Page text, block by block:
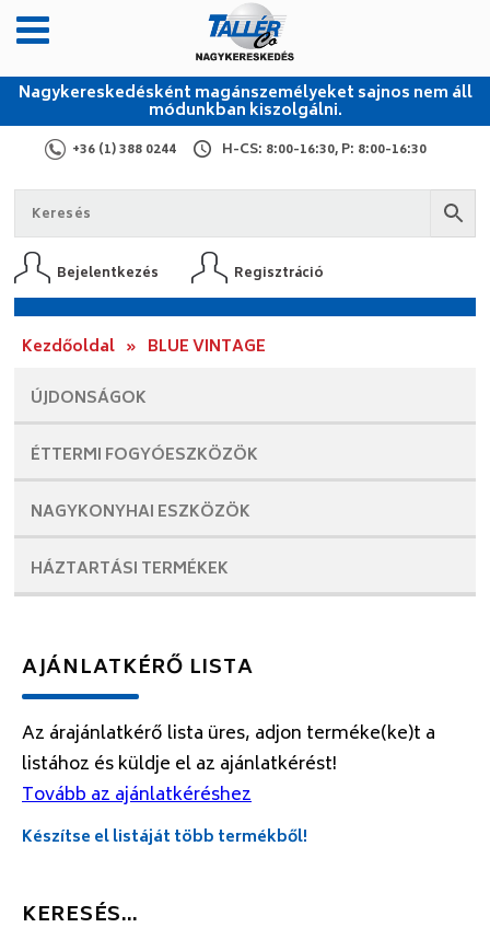
Nagykereskedésként magánszemélyeket sajnos nem áll
módunkban kiszolgálni.
+36 (1) 388 0244 H-CS: 8:00-16:30, P: 8:00-16:30
Bejelentkezés Regisztráció
Kezdőoldal » BLUE VINTAGE
ÚJDONSÁGOK
ÉTTERMI FOGYÓESZKÖZÖK
NAGYKONYHAI ESZKÖZÖK
HÁZTARTÁSI TERMÉKEK
AJÁNLATKÉRŐ LISTA
Az árajánlatkérő lista üres, adjon terméke(ke)t a
listához és küldje el az ajánlatkérést!
Tovább az ajánlatkéréshez
Készítse el listáját több termékből!
KERESÉS…